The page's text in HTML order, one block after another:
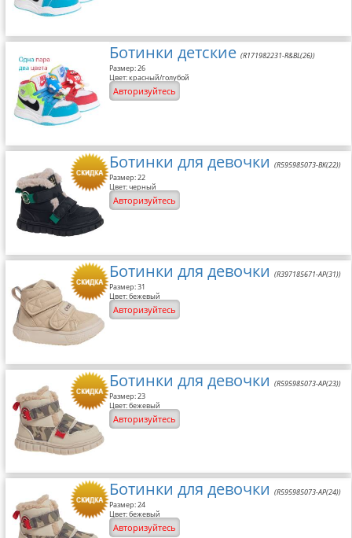
Размерная сетка
Контакты
Обратная связь
Вопрос-Ответ
Ботинки детские (R171982231-R&BL(26))
Размер: 26
Цвет: красный/голубой
Авторизуйтесь
Ботинки для девочки (R595985073-BK(22))
Размер: 22
Цвет: черный
Авторизуйтесь
Ботинки для девочки (R397185671-AP(31))
Размер: 31
Цвет: бежевый
Авторизуйтесь
Ботинки для девочки (R595985073-AP(23))
Размер: 23
Цвет: бежевый
Авторизуйтесь
Ботинки для девочки (R595985073-AP(24))
Размер: 24
Цвет: бежевый
Авторизуйтесь